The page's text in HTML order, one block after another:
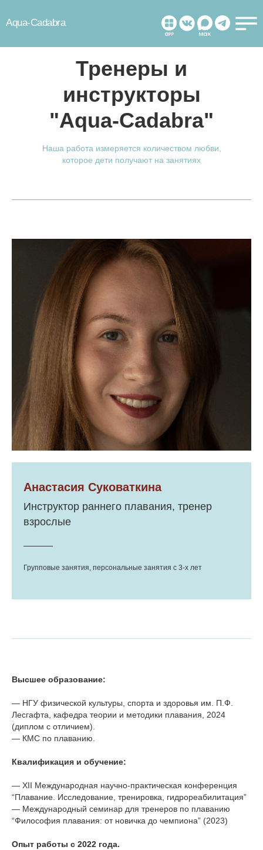
Aqua-Cadabra
Тренеры и
инструкторы
"Aqua-Cadabra"
Наша работа измеряется количеством любви,
которое дети получают на занятиях
Анастасия Суковаткина
Инструктор раннего плавания, тренер
взрослые
Групповые занятия, персональные занятия с 3-х лет
Высшее образование:
— НГУ физической культуры, спорта и здоровья им. П.Ф.
Лесгафта, кафедра теории и методики плавания, 2024
(диплом с отличием).
— КМС по плаванию.
Квалификация и обучение:
— XII Международная научно-практическая конференция
“Плавание. Исследование, тренировка, гидрореабилитация”
— Международный семинар для тренеров по плаванию
“Философия плавания: от новичка до чемпиона” (2023)
Опыт работы с 2022 года.